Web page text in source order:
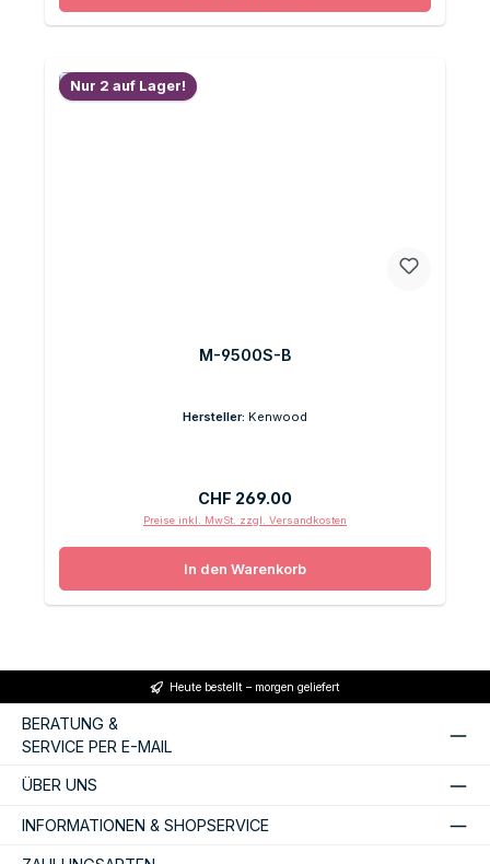
Nur 2 auf Lager!
M-9500S-B
Hersteller: Kenwood
Regulärer Preis:
CHF 269.00
Preise inkl. MwSt. zzgl. Versandkosten
In den Warenkorb
Heute bestellt – morgen geliefert
BERATUNG &
SERVICE PER E-MAIL
ÜBER UNS
INFORMATIONEN & SHOPSERVICE